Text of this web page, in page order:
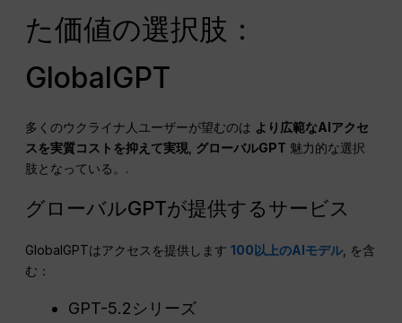
た価値の選択肢：
GlobalGPT
多くのウクライナ人ユーザーが望むのは より広範なAIアクセ
スを実質コストを抑えて実現 グローバルGPT 魅力的な選択
肢となっている。.
グローバルGPTが提供するサービス
GlobalGPTはアクセスを提供します100以上のAIモデル, を含
む：
GPT-5.2シリーズ